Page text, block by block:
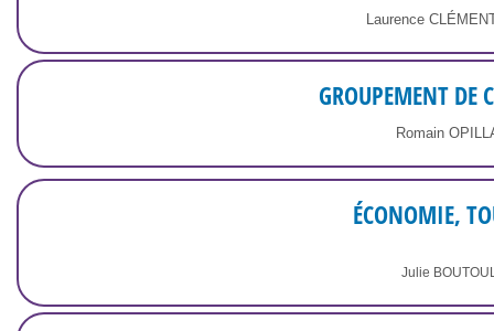
Laurence
GROUPEMENT DE
Romain
ÉCONOMIE,
Julie